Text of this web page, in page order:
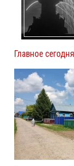
Главное сегодня